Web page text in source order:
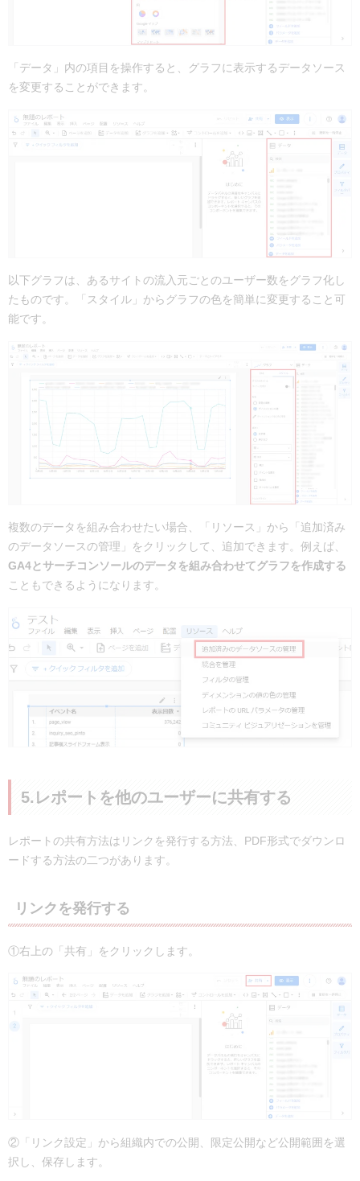
「データ」内の項目を操作すると、グラフに表示するデータソース
を変更することができます。
以下グラフは、あるサイトの流入元ごとのユーザー数をグラフ化し
たものです。「スタイル」からグラフの色を簡単に変更すること可
能です。
複数のデータを組み合わせたい場合、「リソース」から「追加済み
のデータソースの管理」をクリックして、追加できます。例えば、
GA4とサーチコンソールのデータを組み合わせてグラフを作成する
こともできるようになります。
5.レポートを他のユーザーに共有する
レポートの共有方法はリンクを発行する方法、PDF形式でダウンロ
ードする方法の二つがあります。
リンクを発行する
①右上の「共有」をクリックします。
②「リンク設定」から組織内での公開、限定公開など公開範囲を選
択し、保存します。